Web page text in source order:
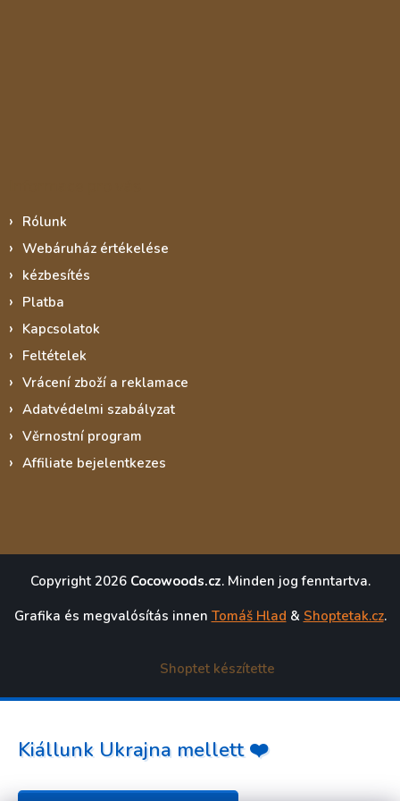
Rólunk
Webáruház értékelése
kézbesítés
Platba
Kapcsolatok
Feltételek
Vrácení zboží a reklamace
Adatvédelmi szabályzat
Věrnostní program
Affiliate bejelentkezes
Copyright 2026 Cocowoods.cz. Minden jog fenntartva.
Grafika és megvalósítás innen Tomáš Hlad & Shoptetak.cz.
Shoptet készítette
Kiállunk Ukrajna mellett ❤️